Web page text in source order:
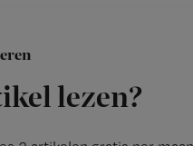
lezen?